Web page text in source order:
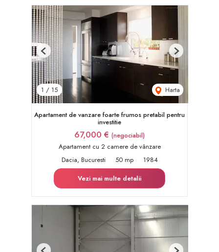
1 / 15 Harta
Previous Next
Apartament de vanzare foarte frumos pretabil pentru
investitie
67,000 € (negociabil)
Apartament cu 2 camere de vânzare
Dacia, Bucuresti
50 mp
1984
Vezi mai multe detalii